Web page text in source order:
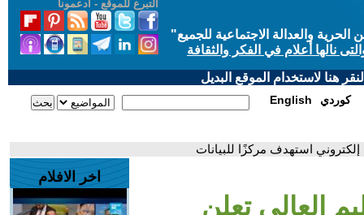
التبرع للموقع - ادعمونا
والعدالة الاجتماعية للجميع"
نالها أعلام في الفكر والثقافة
هنا لاستخدام الموقع البديل
English كوردي
استهدف مركزًا للبيانات
العالي تعلن
اخر الافلام